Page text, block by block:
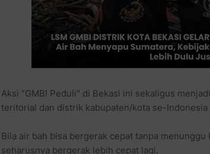
Aksi “GMBI Peduli” di Bekasi ini sekaligus
teritorial dan distrik kabupaten/kota se-Indonesia
Bila air bah bisa bergerak cepat tanpa
seharusnya bergerak lebih cepat lagi.